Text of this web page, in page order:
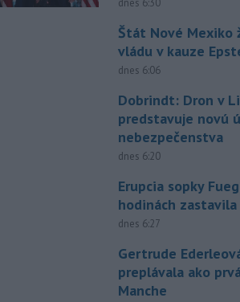
dnes 6:30
Štát Nové Mexiko
vládu v kauze
dnes 6:06
Dobrindt: Dron v
predstavuje novú
nebezpečenstva
dnes 6:20
Erupcia sopky
hodinách zastavila
dnes 6:27
Gertrude
preplávala ako
Manche